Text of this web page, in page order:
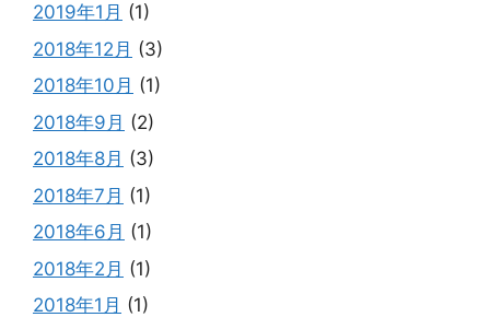
2019年1月 (1)
2018年12月 (3)
2018年10月 (1)
2018年9月 (2)
2018年8月 (3)
2018年7月 (1)
2018年6月 (1)
2018年2月 (1)
2018年1月 (1)